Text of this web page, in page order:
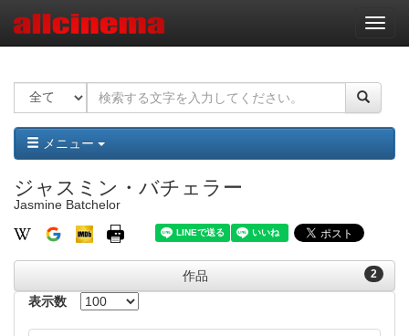
ナ
ビ
ー
ョ
ン
メニュー
ジャスミン・バチェラー
Jasmine Batchelor
2
作品
表示数